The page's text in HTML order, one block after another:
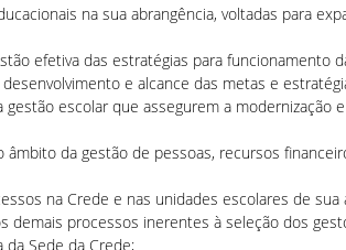
na sua abrangência, voltadas para
efetiva das estratégias para funcionamento
e alcance das metas e
escolar que assegurem a modernização
da gestão de pessoas, recursos
na Crede e nas unidades escolares de sua
demais processos inerentes à seleção dos
da Sede da Crede;